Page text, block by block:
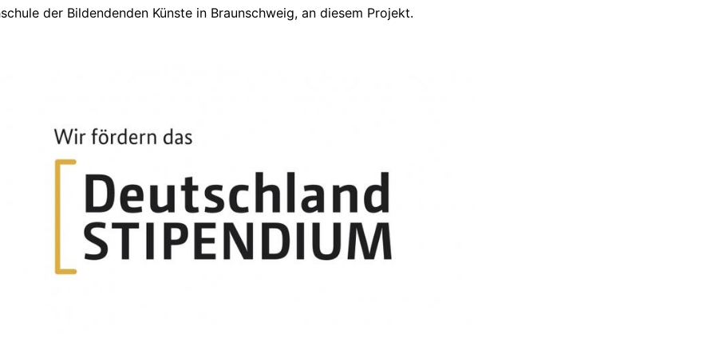
der Bildendenden Künste in Braunschweig, an diesem Projekt.